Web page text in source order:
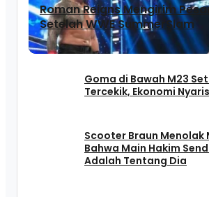
Roman Reigns Mengirim
Setelah WWE SummerSlam
Goma di Bawah M23
Tercekik, Ekonomi
Scooter Braun Menolak
Bahwa Main Hakim
Adalah Tentang Dia